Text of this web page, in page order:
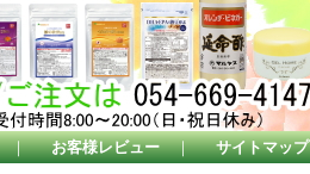
｜ お客様レビュー ｜ サイトマップ